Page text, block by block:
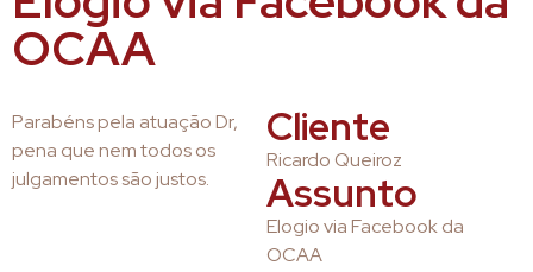
OCAA
Parabéns pela atuação Dr,
pena que nem todos os
julgamentos são justos.
Cliente
Ricardo Queiroz
Assunto
Elogio via Facebook da
OCAA